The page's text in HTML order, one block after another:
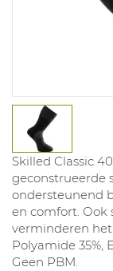
Skilled Classic
geconstrueerde
ondersteunend
en comfort. Ook
verminderen het
Polyamide 35%,
Geen PBM.